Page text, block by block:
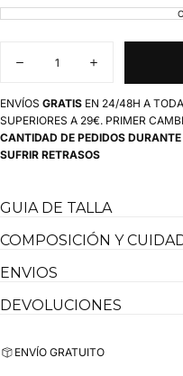
Disminuir
para
Corbata
Azul
Marino
Logo
Aumentar
cantidad
para
Corbata
Azul
Marino
Logo
ENVÍOS GRATIS EN 24/48H A
SUPERIORES A 29€. PRIMER
CANTIDAD DE PEDIDOS
SUFRIR RETRASOS
GUIA DE TALLA
COMPOSICIÓN Y
ENVIOS
DEVOLUCIONES
ENVÍO GRATUITO